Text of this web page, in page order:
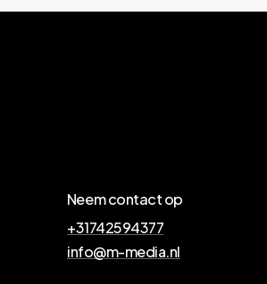
Neem contact op
+31742594377
info@m-media.nl